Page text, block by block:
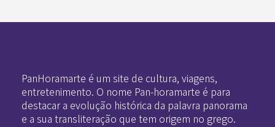
PanHoramarte é um site de cultura, viagens,
entretenimento. O nome Pan-horamarte é para
destacar a evolução histórica da palavra panorama
e a sua transliteração que tem origem no grego.